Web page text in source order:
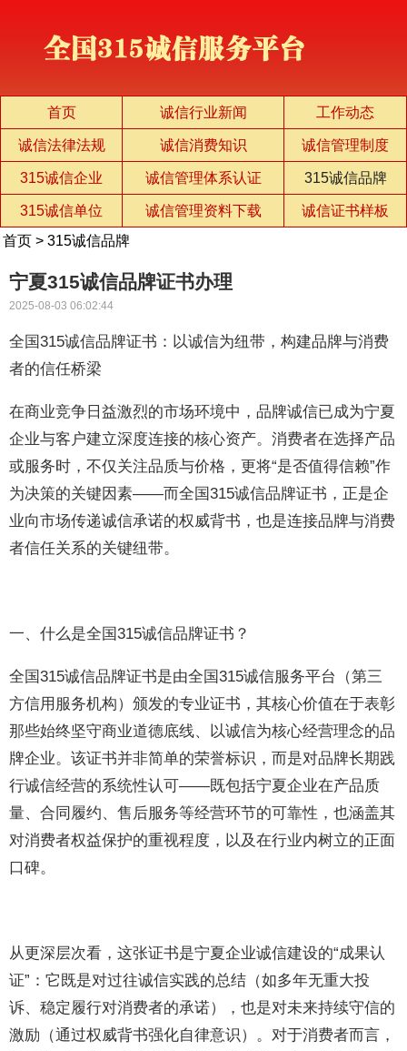
首页 诚信行业新闻 工作动态
诚信法律法规 诚信消费知识 诚信管理制度
315诚信企业 诚信管理体系认证 315诚信品牌
315诚信单位 诚信管理资料下载
诚信证书样板
首页 > 315诚信品牌
宁夏315诚信品牌证书办理
2025-08-03 06:02:44
全国315诚信品牌证书：以诚信为纽带，构建品牌与消费
者的信任桥梁
在商业竞争日益激烈的市场环境中，品牌诚信已成为宁夏
企业与客户建立深度连接的核心资产。消费者在选择产品
或服务时，不仅关注品质与价格，更将“是否值得信赖”作
为决策的关键因素——而全国315诚信品牌证书，正是企
业向市场传递诚信承诺的权威背书，也是连接品牌与消费
者信任关系的关键纽带。
一、什么是全国315诚信品牌证书？
全国315诚信品牌证书是由全国315诚信服务平台（第三
方信用服务机构）颁发的专业证书，其核心价值在于表彰
那些始终坚守商业道德底线、以诚信为核心经营理念的品
牌企业。该证书并非简单的荣誉标识，而是对品牌长期践
行诚信经营的系统性认可——既包括宁夏企业在产品质
量、合同履约、售后服务等经营环节的可靠性，也涵盖其
对消费者权益保护的重视程度，以及在行业内树立的正面
口碑。
从更深层次看，这张证书是宁夏企业诚信建设的“成果认
证”：它既是对过往诚信实践的总结（如多年无重大投
诉、稳定履行对消费者的承诺），也是对未来持续守信的
激励（通过权威背书强化自律意识）。对于消费者而言，